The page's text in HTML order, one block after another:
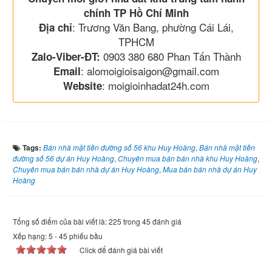
chính TP Hồ Chí Minh
Địa chỉ: Trương Văn Bang, phường Cái Lái,
TPHCM
Zalo-Viber-ĐT: 0903 380 680 Phan Tấn Thành
Email: alomoigioisaigon@gmail.com
Website: moigioinhadat24h.com
Tags: Bán nhà mặt tiền đường số 56 khu Huy Hoàng, Bán nhà mặt tiền
đường số 56 dự án Huy Hoàng, Chuyên mua bán bán nhà khu Huy Hoàng,
Chuyên mua bán bán nhà dự án Huy Hoàng, Mua bán bán nhà dự án Huy
Hoàng
Tổng số điểm của bài viết là: 225 trong 45 đánh giá
Xếp hạng:5 -45 phiếu bầu
Click để đánh giá bài viết